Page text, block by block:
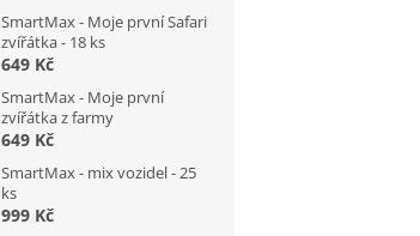
SmartMax - Moje první Safari
zvířátka - 18 ks
649 Kč
SmartMax - Moje první
zvířátka z farmy
649 Kč
SmartMax - mix vozidel - 25
ks
999 Kč